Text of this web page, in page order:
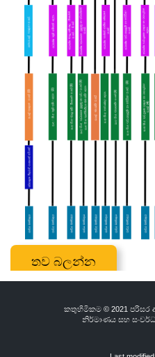
තව බලන්න
කතුහිමිකම © 2021 පරිසර
නිර්මාණය සහ